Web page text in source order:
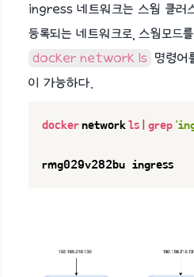
ingress 네트워크는 스웜 클러
등록되는 네트워크로, 스웜모드
docker network ls 명령어
이 가능하다.
docker network ls grep
rmg029v282bu   ingress